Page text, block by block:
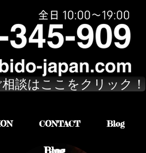
CONTACT Blog
談はここをクリック！
Brog
Blog